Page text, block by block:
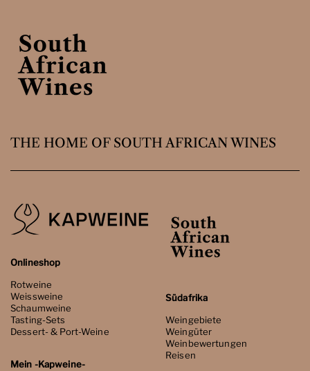
THE HOME OF SOUTH AFRICAN WINES
Onlineshop
Rotweine
Weissweine
Schaumweine
Tasting-Sets
Dessert- & Port-Weine
Mein -Kapweine-
Südafrika
Weingebiete
Weingüter
Weinbewertungen
Reisen